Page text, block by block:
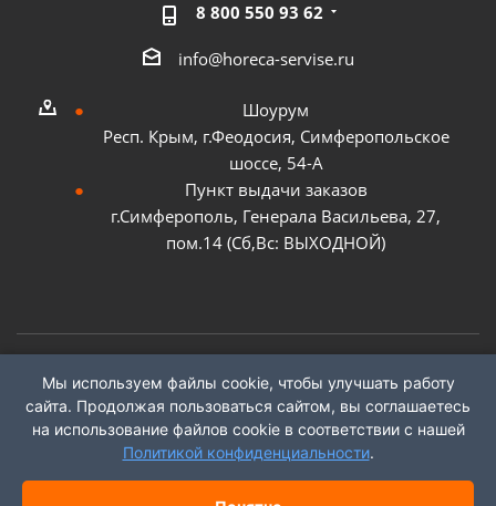
8 800 550 93 62
info@horeca-servise.ru
Шоурум
Респ. Крым, г.Феодосия, Симферопольское
шоссе, 54-А
Пункт выдачи заказов
г.Симферополь, Генерала Васильева, 27,
пом.14 (Сб,Вс: ВЫХОДНОЙ)
2026 ©ГК "ХоРеКа Сервис"
Мы используем файлы cookie, чтобы улучшать работу
сайта. Продолжая пользоваться сайтом, вы соглашаетесь
на использование файлов cookie в соответствии с нашей
Политикой конфиденциальности.